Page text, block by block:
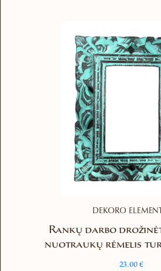
DEKORO
Rankų darbo
nuotraukų rėmelis
23.00 €